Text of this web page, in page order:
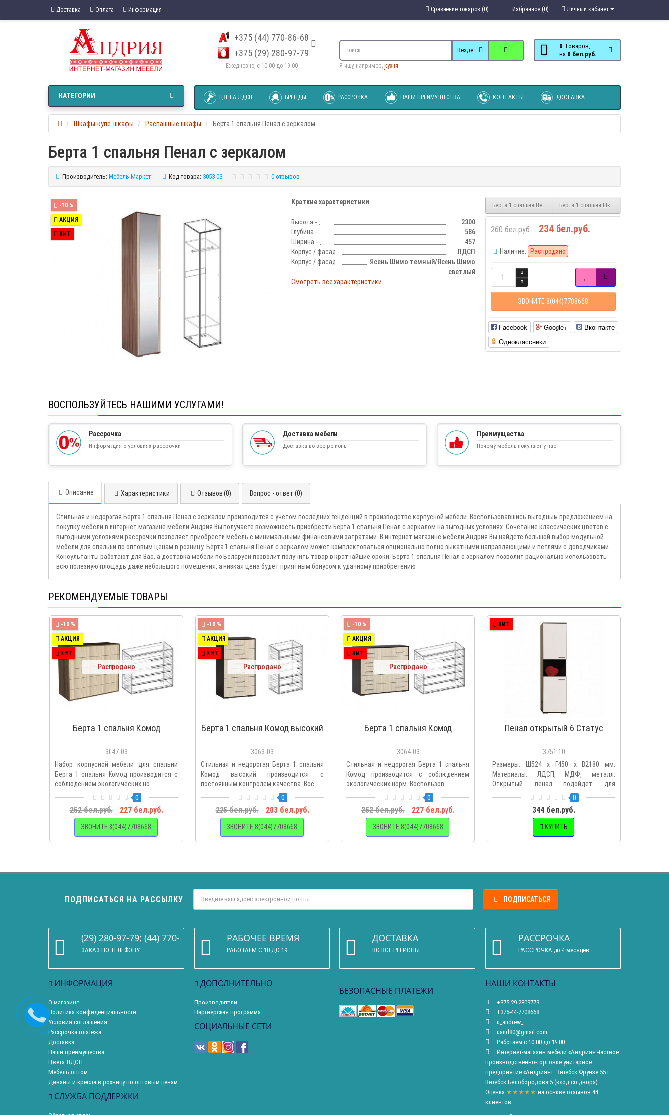
Доставка Оплата Информация Личный кабинет
Избранное (0)
Сравнение товаров (0)
+375 (44) 770-86-68
+375 (29) 280-97-79
Ежедневно, с 10:00 до 19:00
0 Tоваров,
на
0 бел.руб.
Везде
Я ищу, например, кухня
ЦВЕТА ЛДСП БРЕНДЫ РАССРОЧКА НАШИ ПРЕИМУЩЕСТВА КОНТАКТЫ ДОСТАВКА
КАТЕГОРИИ
Шкафы-купе, шкафы Распашные шкафы Берта 1 спальня Пенал с зеркалом
Берта 1 спальня Пенал с зеркалом
Производитель: Мебель Маркет Код товара: 3053-03 0 отзывов
-10 %
АКЦИЯ
ХИТ
Краткие характеристики
Высота -
2300
Глубина -
586
Ширина -
457
Корпус / фасад -
ЛДСП
Корпус / фасад -
Ясень Шимо темный/Ясень Шимо
светлый
Смотреть все характеристики
Берта 1 спальня Пенал Берта 1 спальня Шкаф 2х створчатый с
260 бел.руб. 234 бел.руб.
Наличие: Распродано
ЗВОНИТЕ 8(044)7708668
Facebook Google+
Вконтакте
Одноклассники
ВОСПОЛЬЗУЙТЕСЬ НАШИМИ УСЛУГАМИ!
Рассрочка
Информация о условиях рассрочки
Доставка мебели
Доставка во все регионы
Преимущества
Почему мебель покупают у нас
Описание Характеристики Отзывов (0) Вопрос - ответ (0)
Стильная и недорогая Берта 1 спальня Пенал с зеркалом производится с учётом последних тенденций в производстве корпусной мебели. Воспользовавшись выгодным предложением на
покупку мебели в интернет магазине мебели Андрия Вы получаете возможность приобрести Берта 1 спальня Пенал с зеркалом на выгодных условиях. Сочетание классических цветов с
выгодными условиями рассрочки позволяет приобрести мебель с минимальными финансовыми затратами. В интернет магазине мебели Андрия Вы найдёте большой выбор модульной
мебели для спальни по оптовым ценам в розницу. Берта 1 спальня Пенал с зеркалом может комплектоваться опционально полно выкатными направляющими и петлями с доводчиками..
Консультанты работают для Вас, а доставка мебели по Беларуси позволит получить товар в кратчайшие сроки. Берта 1 спальня Пенал с зеркалом позволит рационально использовать
всю полезную площадь даже небольшого помещения, а низкая цена будет приятным бонусом к удачному приобретению
РЕКОМЕНДУЕМЫЕ ТОВАРЫ
-10 %
АКЦИЯ
ХИТ
Распродано
Берта 1 спальня Комод
3047-03
Набор корпусной мебели для спальни
Берта 1 спальня Комод производится с
соблюдением экологических но..
0
252 бел.руб. 227 бел.руб.
ЗВОНИТЕ 8(044)7708668
-10 %
АКЦИЯ
ХИТ
Распродано
Берта 1 спальня Комод высокий
3063-03
Стильная и недорогая Берта 1 спальня
Комод высокий производится с
постоянным контролем качества. Вос..
0
225 бел.руб. 203 бел.руб.
ЗВОНИТЕ 8(044)7708668
-10 %
АКЦИЯ
ХИТ
Распродано
Берта 1 спальня Комод
3064-03
Стильная и недорогая Берта 1 спальня
Комод производится с соблюдением
экологических норм. Воспользов..
0
252 бел.руб. 227 бел.руб.
ЗВОНИТЕ 8(044)7708668
ХИТ
Пенал открытый 6 Статус
3751-10
Размеры: Ш524 х Г450 х В2180 мм.
Материалы: ЛДСП, МДФ, металл.
Открытый пенал подойдет для
0
344 бел.руб.
КУПИТЬ
ПОДПИСАТЬСЯ НА РАССЫЛКУ ПОДПИСАТЬСЯ
(29) 280-97-79; (44) 770-86-68
ЗАКАЗ ПО ТЕЛЕФОНУ
РАБОЧЕЕ ВРЕМЯ
РАБОТАЕМ С 10 ДО 19
ДОСТАВКА
ВО ВСЕ РЕГИОНЫ
РАССРОЧКА
РАССРОЧКА до 4 месяцев
ИНФОРМАЦИЯ
О магазине
Политика конфиденциальности
Условия соглашения
Рассрочка платежа
Доставка
Наши преимущества
Цвета ЛДСП
Мебель оптом
Диваны и кресла в розницу по оптовым ценам
СЛУЖБА ПОДДЕРЖКИ
ДОПОЛНИТЕЛЬНО
Производители
Партнерская программа
СОЦИАЛЬНЫЕ СЕТИ
БЕЗОПАСНЫЕ ПЛАТЕЖИ
НАШИ КОНТАКТЫ
+375-29-2809779
+375-44-7708668
u_andrew_
uand80@gmail.com
Работаем с 10:00 до 19:00
Интернет-магазин мебели «Андрия» Частное
производственно-торговое унитарное
предприятие «Андрия» г. Витебск Фрунзе 55 г.
Витебск Белобородова 5 (вход со двора)
Оценка ★★★★★ на основе отзывов 44
клиентов